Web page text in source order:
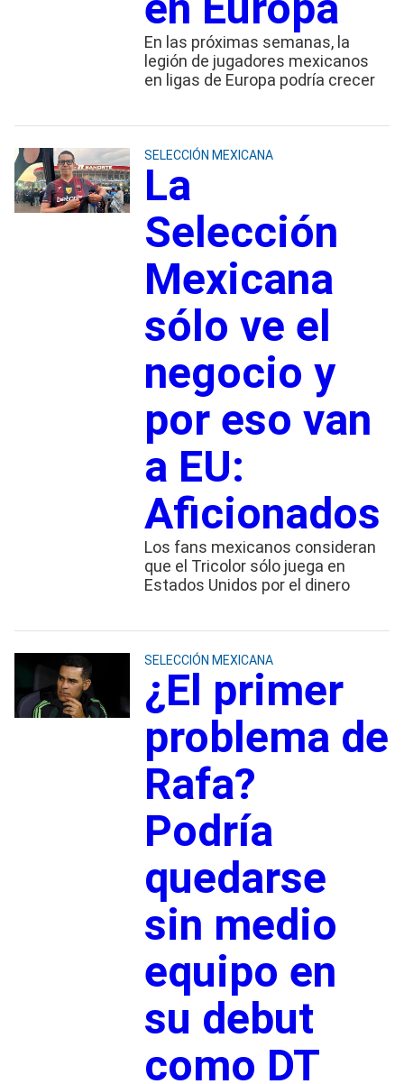
En las próximas semanas, la
legión de jugadores mexicanos
en ligas de Europa podría crecer
SELECCIÓN MEXICANA
La
Selección
Mexicana
sólo ve el
negocio y
por eso van
a EU:
Aficionados
Los fans mexicanos consideran
que el Tricolor sólo juega en
Estados Unidos por el dinero
SELECCIÓN MEXICANA
¿El primer
problema de
Rafa?
Podría
quedarse
sin medio
equipo en
su debut
como DT